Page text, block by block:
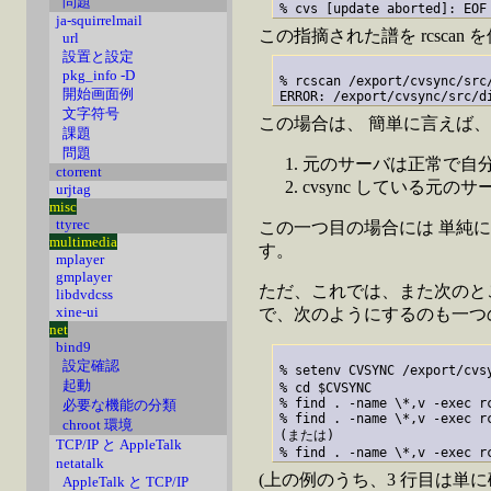
ja-squirrelmail
url
設置と設定
pkg_info -D
開始画面例
文字符号
課題
問題
ctorrent
urjtag
misc
ttyrec
multimedia
mplayer
gmplayer
libdvdcss
xine-ui
net
bind9
設定確認
起動
必要な機能の分類
chroot 環境
TCP/IP と AppleTalk
netatalk
AppleTalk と TCP/IP
この指摘された譜を rcscan
% rcscan /export/cvsync/
この場合は、 簡単に言えば
元のサーバは正常で自
cvsync している元のサ
この一つ目の場合には 単純
す。
ただ、これでは、また次の
で、次のようにするのも一
% setenv CVSYNC /export/
% cd $CVSYNC
% find . -name \*,v -
% find . -name \*,v -
(または)
(上の例のうち、3 行目は単